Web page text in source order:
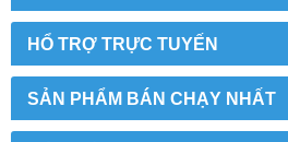
HỔ TRỢ TRỰC TUYẾN
SẢN PHẨM BÁN CHẠY NHẤT